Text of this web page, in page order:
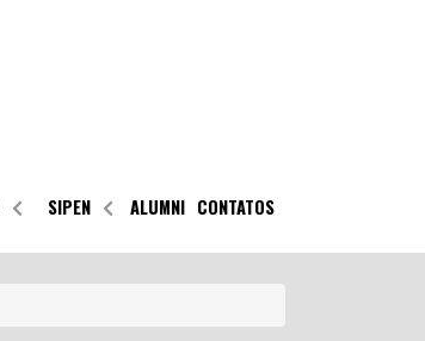
SIPEN ALUMNI CONTATOS